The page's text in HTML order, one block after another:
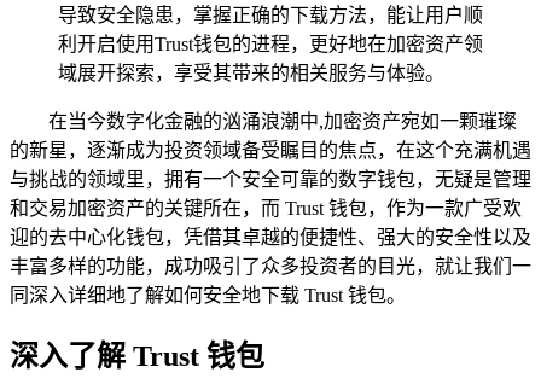
导致安全隐患，掌握正确的下载方法，能让用户顺
利开启使用Trust钱包的进程，更好地在加密资产领
域展开探索，享受其带来的相关服务与体验。
在当今数字化金融的汹涌浪潮中,加密资产宛如一颗璀璨
的新星，逐渐成为投资领域备受瞩目的焦点，在这个充满机遇
与挑战的领域里，拥有一个安全可靠的数字钱包，无疑是管理
和交易加密资产的关键所在，而 Trust 钱包，作为一款广受欢
迎的去中心化钱包，凭借其卓越的便捷性、强大的安全性以及
丰富多样的功能，成功吸引了众多投资者的目光，就让我们一
同深入详细地了解如何安全地下载 Trust 钱包。
深入了解 Trust 钱包